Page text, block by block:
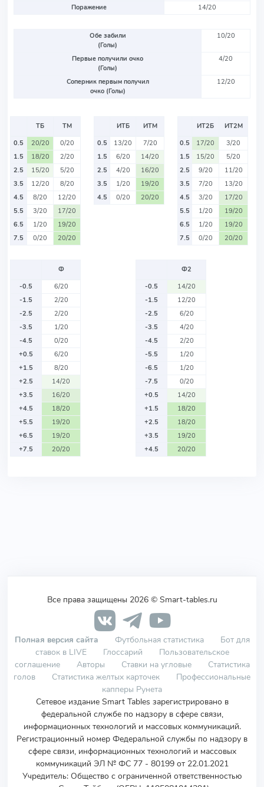
Поражение
14/20
Обе забили
(Голы)
10/20
Первые получили очко
(Голы)
4/20
Соперник первым получил
очко (Голы)
12/20
ТБ
ТМ
0.5
20/20
0/20
1.5
18/20
2/20
2.5
15/20
5/20
3.5
12/20
8/20
4.5
8/20
12/20
5.5
3/20
17/20
6.5
1/20
19/20
7.5
0/20 20/20
ИТБ
ИТМ
0.5
13/20
7/20
1.5
6/20
14/20
2.5
4/20
16/20
3.5
1/20
19/20
4.5
0/20 20/20
ИТ2Б
ИТ2М
0.5
17/20
3/20
1.5
15/20
5/20
2.5
9/20
11/20
3.5
7/20
13/20
4.5
3/20
17/20
5.5
1/20
19/20
6.5
1/20
19/20
7.5
0/20 20/20
Ф
-0.5
6/20
-1.5
2/20
-2.5
2/20
-3.5
1/20
-4.5
0/20
+0.5
6/20
+1.5
8/20
+2.5
14/20
+3.5
16/20
+4.5
18/20
+5.5
19/20
+6.5
19/20
+7.5
20/20
Ф2
-0.5
14/20
-1.5
12/20
-2.5
6/20
-3.5
4/20
-4.5
2/20
-5.5
1/20
-6.5
1/20
-7.5
0/20
+0.5
14/20
+1.5
18/20
+2.5
18/20
+3.5
19/20
+4.5
20/20
Все права защищены 2026 © Smart-tables.ru
Полная версия сайта Футбольная статистика
Бот для
ставок в LIVE
Глоссарий
Пользовательское
соглашение
Авторы Ставки на угловые
Статистика
голов
Статистика желтых карточек
Профессиональные
капперы Рунета
Сетевое издание Smart Tables зарегистрировано в
федеральной службе по надзору в сфере связи,
информационных технологий и массовых коммуникаций.
Регистрационный номер Федеральной службы по надзору в
сфере связи, информационных технологий и массовых
коммуникаций ЭЛ № ФС 77 - 80199 от 22.01.2021
Учредитель: Общество с ограниченной ответственностью